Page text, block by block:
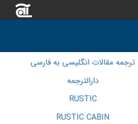
ترجمه مقالات انگلیسی به فارسی
دارالترجمه
RUSTIC
RUSTIC CABIN